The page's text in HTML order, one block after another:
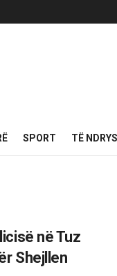
SPORT TË
në Tuz
Shejllen